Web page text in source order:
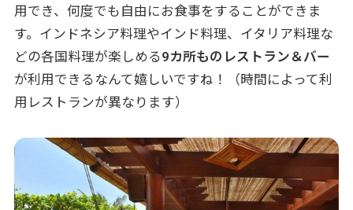
用でき、何度でも自由にお食事をすることができま
す。インドネシア料理やインド料理、イタリア料理な
どの各国料理が楽しめる9カ所ものレストラン＆バー
が利用できるなんて嬉しいですね！（時間によって利
用レストランが異なります）